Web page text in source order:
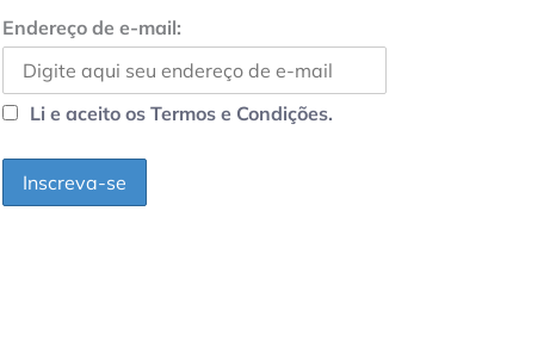
Endereço de e-mail:
Li e aceito os Termos e Condições.